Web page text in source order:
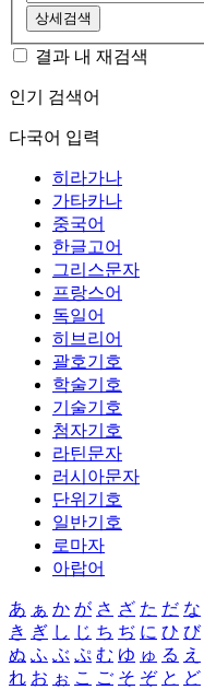
상세검색
결과 내 재검색
인기 검색어
다국어 입력
히라가나
가타카나
중국어
한글고어
그리스문자
프랑스어
독일어
히브리어
괄호기호
학술기호
기술기호
첨자기호
라틴문자
러시아문자
단위기호
일반기호
로마자
아랍어
あ ぁ か が さ ざ た だ な
き ぎ し じ ち ぢ に ひ び
ぬ ふ ぶ ぷ む ゆ ゅ る え
れ お ぉ こ ご そ ぞ と ど